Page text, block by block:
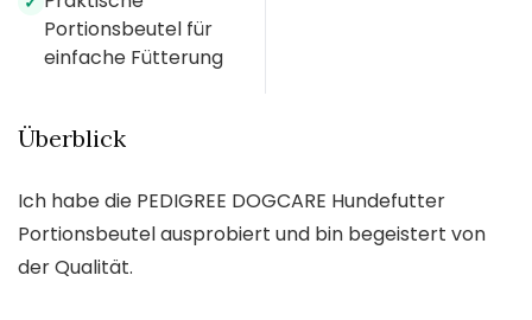
Portionsbeutel für
einfache Fütterung
Überblick
Ich habe die PEDIGREE DOGCARE Hundefutter
Portionsbeutel ausprobiert und bin begeistert von
der Qualität.